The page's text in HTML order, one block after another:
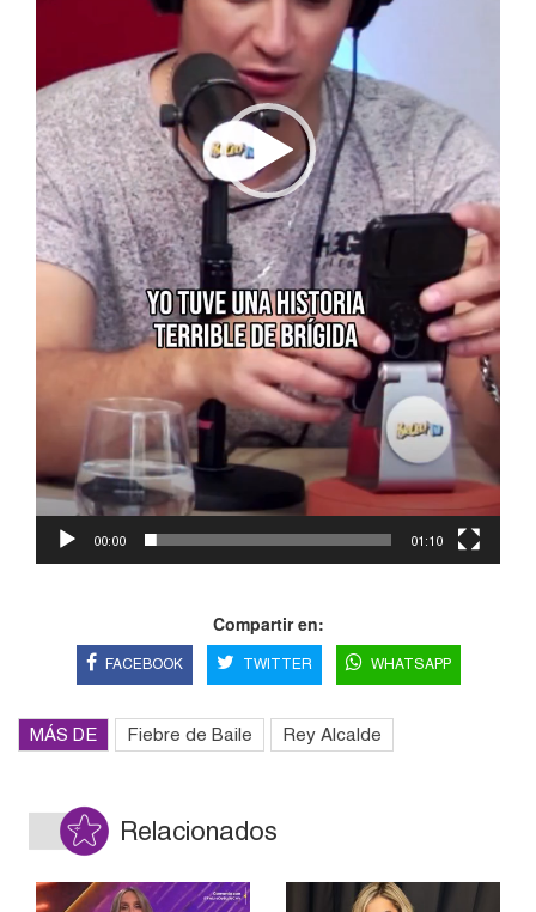
00:00 01:10
Compartir en:
FACEBOOK TWITTER WHATSAPP
MÁS DE Fiebre de Baile Rey Alcalde
Relacionados